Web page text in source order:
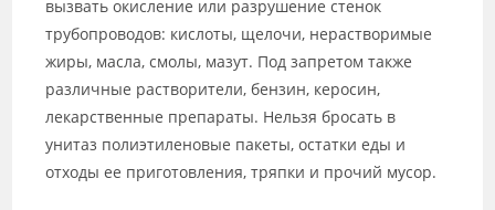
вызвать окисление или разрушение стенок
трубопроводов: кислоты, щелочи, нерастворимые
жиры, масла, смолы, мазут. Под запретом также
различные растворители, бензин, керосин,
лекарственные препараты. Нельзя бросать в
унитаз полиэтиленовые пакеты, остатки еды и
отходы ее приготовления, тряпки и прочий мусор.